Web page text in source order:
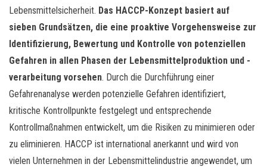
Lebensmittelsicherheit. Das HACCP-Konzept basiert auf
sieben Grundsätzen, die eine proaktive Vorgehensweise zur
Identifizierung, Bewertung und Kontrolle von potenziellen
Gefahren in allen Phasen der Lebensmittelproduktion und -
verarbeitung vorsehen. Durch die Durchführung einer
Gefahrenanalyse werden potenzielle Gefahren identifiziert,
kritische Kontrollpunkte festgelegt und entsprechende
Kontrollmaßnahmen entwickelt, um die Risiken zu minimieren oder
zu eliminieren. HACCP ist international anerkannt und wird von
vielen Unternehmen in der Lebensmittelindustrie angewendet, um